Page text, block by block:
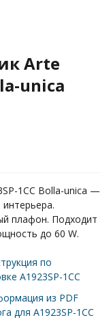
Arte
unica
1CC Bolla-unica —
плафон. Подходит
до 60 W.
по
A1923SP-1CC
из PDF
для A1923SP-1CC